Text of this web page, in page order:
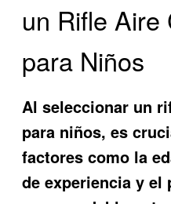
un Rifle Aire
para Niños
Al seleccionar un
para niños, es
factores como la
de experiencia y